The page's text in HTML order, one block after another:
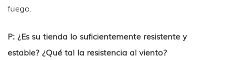
fuego.
P: ¿Es su tienda lo suficientemente resistente y
estable? ¿Qué tal la resistencia al viento?